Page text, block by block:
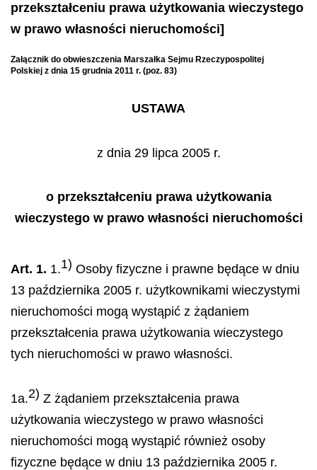
przekształceniu prawa użytkowania wieczystego
w prawo własności nieruchomości]
Załącznik do obwieszczenia Marszałka Sejmu Rzeczypospolitej
Polskiej z dnia 15 grudnia 2011 r. (poz. 83)
USTAWA
z dnia 29 lipca 2005 r.
o przekształceniu prawa użytkowania
wieczystego w prawo własności nieruchomości
Art. 1. 1.1) Osoby fizyczne i prawne będące w dniu
13 października 2005 r. użytkownikami wieczystymi
nieruchomości mogą wystąpić z żądaniem
przekształcenia prawa użytkowania wieczystego
tych nieruchomości w prawo własności.
1a.2) Z żądaniem przekształcenia prawa
użytkowania wieczystego w prawo własności
nieruchomości mogą wystąpić również osoby
fizyczne będące w dniu 13 października 2005 r.